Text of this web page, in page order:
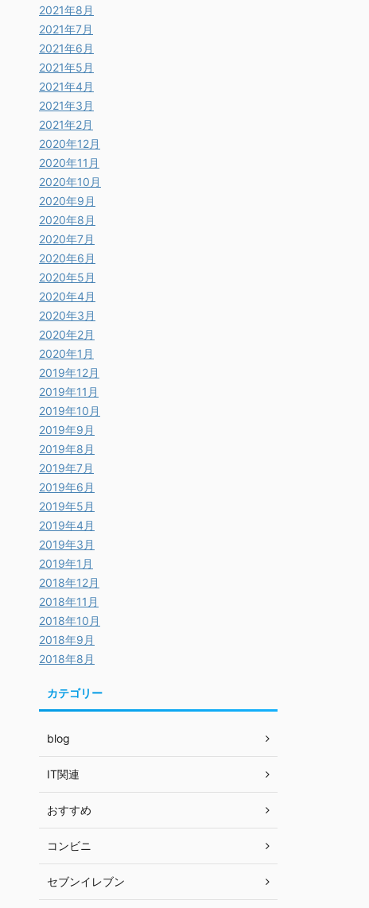
2021年8月
2021年7月
2021年6月
2021年5月
2021年4月
2021年3月
2021年2月
2020年12月
2020年11月
2020年10月
2020年9月
2020年8月
2020年7月
2020年6月
2020年5月
2020年4月
2020年3月
2020年2月
2020年1月
2019年12月
2019年11月
2019年10月
2019年9月
2019年8月
2019年7月
2019年6月
2019年5月
2019年4月
2019年3月
2019年1月
2018年12月
2018年11月
2018年10月
2018年9月
2018年8月
カテゴリー
blog
IT関連
おすすめ
コンビニ
セブンイレブン